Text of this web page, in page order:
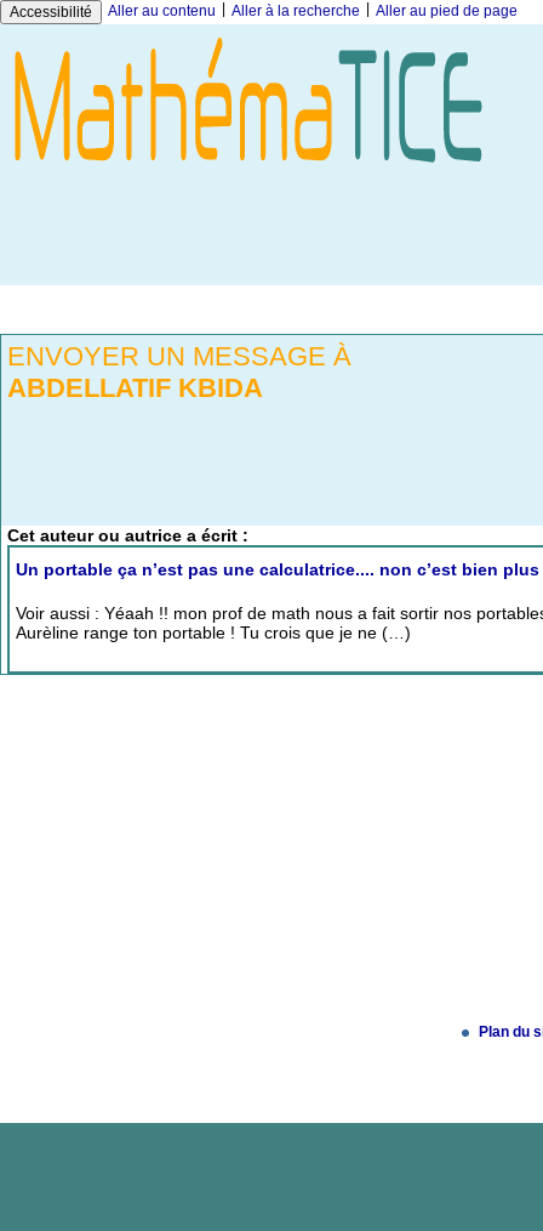
Accessibilité Aller au contenu Aller à la recherche Aller au pied de page
ENVOYER UN MESSAGE À
ABDELLATIF KBIDA
Cet auteur ou autrice a écrit :
Un portable ça n’est pas une calculatrice.... non c’est bien plus
Voir aussi : Yéaah !! mon prof de math nous a fait sortir nos
Aurèline range ton portable ! Tu crois que je ne (…)
Plan du